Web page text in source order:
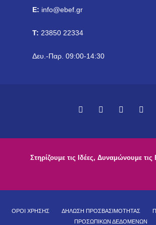
E: info@ebef.gr
T: 23850 22334
Δευ.-Παρ. 09:00-14:30
Στηρίζουμε τις Ιδέες, Δυναμώνουμε τις
ΟΡΟΙ ΧΡΗΣΗΣ ΔΗΛΩΣΗ ΠΡΟΣΒΑΣΙΜΟΤΗΤΑΣ
ΠΡΟΣΩΠΙΚΩΝ ΔΕΔΟΜΕΝΩΝ